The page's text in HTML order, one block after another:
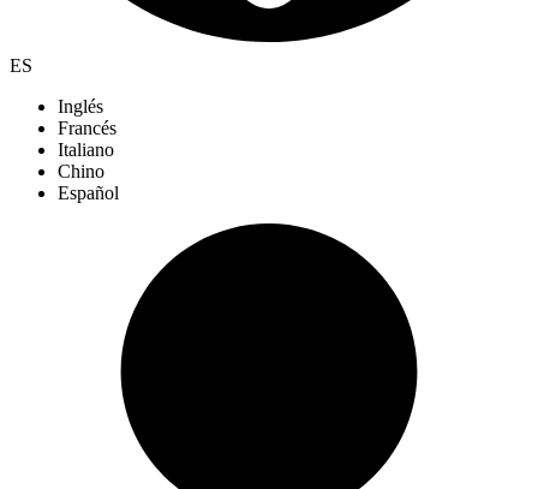
ES
Inglés
Francés
Italiano
Chino
Español